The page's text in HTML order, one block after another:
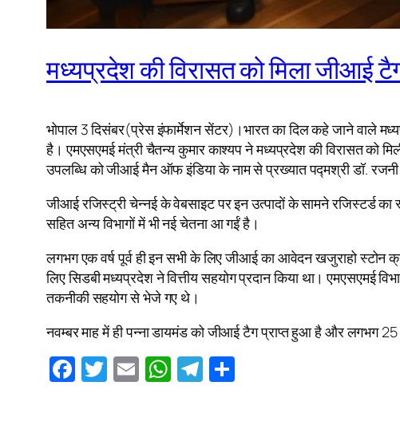
मध्यप्रदेश की विरासत को मिला जीआई
भोपाल 3 दिसंबर(प्रेस इंफार्मेशन सेंटर)।भारत का दिल कहे जाने वाले
है। एमएसएमई मंत्री चैतन्य कुमार काश्यप ने मध्यप्रदेश की विरासत को
उपलब्धि को जीआई मैन ऑफ इंडिया के नाम से प्रख्यात पद्मश्री डॉ.
जीआई रजिस्ट्री चेन्नई के वेबसाइट पर इन उत्पादों के सामने रजिस्टर्ड
सहित अन्य विभागों में भी नई चेतना आ गईं है।
लगभग एक वर्ष पूर्व ही इन सभी के लिए जीआई का आवेदन खजुराहो स्टोन
लिए सिडबी मध्यप्रदेश ने वित्तीय सहयोग प्रदान किया था। एमएसएमई
तकनीकी सहयोग से भेजे गए थे।
नवम्बर माह में ही पन्ना डायमंड को जीआई टैग प्राप्त हुआ है और लगभग
Facebook
Twitter
EmailWhatsApp
Telegram